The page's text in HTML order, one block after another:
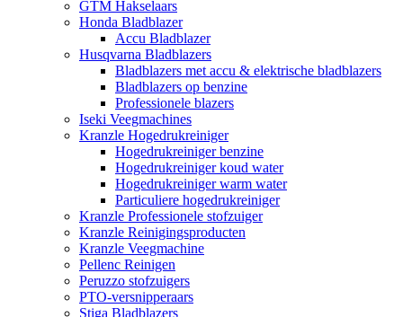
GTM Hakselaars
Honda Bladblazer
Accu Bladblazer
Husqvarna Bladblazers
Bladblazers met accu & elektrische bladblazers
Bladblazers op benzine
Professionele blazers
Iseki Veegmachines
Kranzle Hogedrukreiniger
Hogedrukreiniger benzine
Hogedrukreiniger koud water
Hogedrukreiniger warm water
Particuliere hogedrukreiniger
Kranzle Professionele stofzuiger
Kranzle Reinigingsproducten
Kranzle Veegmachine
Pellenc Reinigen
Peruzzo stofzuigers
PTO-versnipperaars
Stiga Bladblazers